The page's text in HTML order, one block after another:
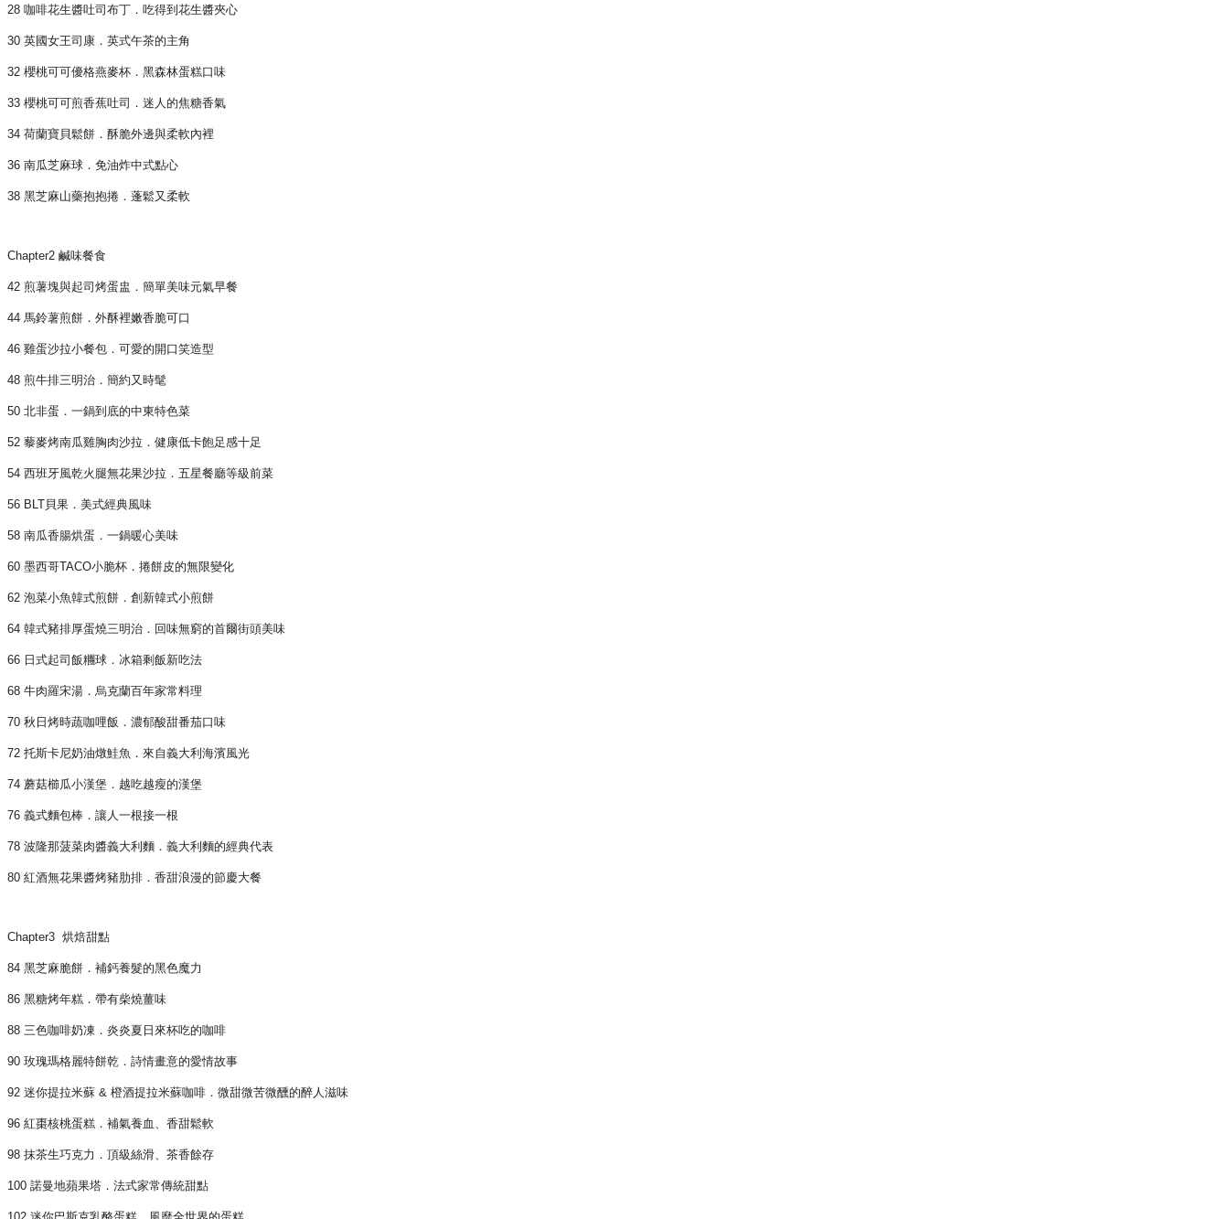
28 咖啡花生醬吐司布丁．吃得到花生醬夾心
30 英國女王司康．英式午茶的主角
32 櫻桃可可優格燕麥杯．黑森林蛋糕口味
33 櫻桃可可煎香蕉吐司．迷人的焦糖香氣
34 荷蘭寶貝鬆餅．酥脆外邊與柔軟內裡
36 南瓜芝麻球．免油炸中式點心
38 黑芝麻山藥抱抱捲．蓬鬆又柔軟
Chapter2 鹹味餐食
42 煎薯塊與起司烤蛋盅．簡單美味元氣早餐
44 馬鈴薯煎餅．外酥裡嫩香脆可口
46 雞蛋沙拉小餐包．可愛的開口笑造型
48 煎牛排三明治．簡約又時髦
50 北非蛋．一鍋到底的中東特色菜
52 藜麥烤南瓜雞胸肉沙拉．健康低卡飽足感十足
54 西班牙風乾火腿無花果沙拉．五星餐廳等級前菜
56 BLT貝果．美式經典風味
58 南瓜香腸烘蛋．一鍋暖心美味
60 墨西哥TACO小脆杯．捲餅皮的無限變化
62 泡菜小魚韓式煎餅．創新韓式小煎餅
64 韓式豬排厚蛋燒三明治．回味無窮的首爾街頭美味
66 日式起司飯糰球．冰箱剩飯新吃法
68 牛肉羅宋湯．烏克蘭百年家常料理
70 秋日烤時蔬咖哩飯．濃郁酸甜番茄口味
72 托斯卡尼奶油燉鮭魚．來自義大利海濱風光
74 蘑菇櫛瓜小漢堡．越吃越瘦的漢堡
76 義式麵包棒．讓人一根接一根
78 波隆那菠菜肉醬義大利麵．義大利麵的經典代表
80 紅酒無花果醬烤豬肋排．香甜浪漫的節慶大餐
Chapter3 烘焙甜點
84 黑芝麻脆餅．補鈣養髮的黑色魔力
86 黑糖烤年糕．帶有柴燒薑味
88 三色咖啡奶凍．炎炎夏日來杯吃的咖啡
90 玫瑰瑪格麗特餅乾．詩情畫意的愛情故事
92 迷你提拉米蘇 & 橙酒提拉米蘇咖啡．微甜微苦微醺的醉人滋味
96 紅棗核桃蛋糕．補氣養血、香甜鬆軟
98 抹茶生巧克力．頂級絲滑、茶香餘存
100 諾曼地蘋果塔．法式家常傳統甜點